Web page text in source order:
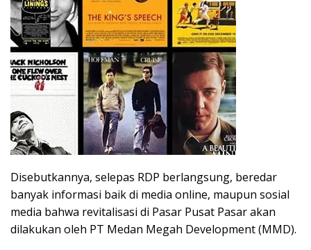
Disebutkannya, selepas RDP berlangsung, beredar
banyak informasi baik di media online, maupun sosial
media bahwa revitalisasi di Pasar Pusat Pasar akan
dilakukan oleh PT Medan Megah Development (MMD).